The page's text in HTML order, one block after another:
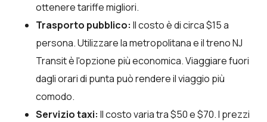
ottenere tariffe migliori.
Trasporto pubblico: Il costo è di circa $15 a
persona. Utilizzare la metropolitana e il treno NJ
Transit è l'opzione più economica. Viaggiare fuori
dagli orari di punta può rendere il viaggio più
comodo.
Servizio taxi: Il costo varia tra $50 e $70. I prezzi